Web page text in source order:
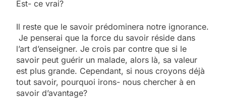
Est- ce vrai?
Il reste que le savoir prédominera notre ignorance.
Je penserai que la force du savoir réside dans
l’art d’enseigner. Je crois par contre que si le
savoir peut guérir un malade, alors là, sa valeur
est plus grande. Cependant, si nous croyons déjà
tout savoir, pourquoi irons- nous chercher à en
savoir d’avantage?